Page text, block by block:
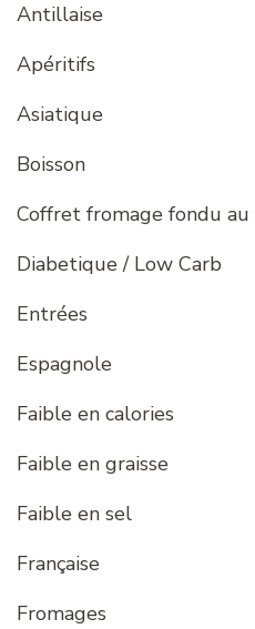
Antillaise
Apéritifs
Asiatique
Boisson
Coffret fromage fondu
Diabetique / Low Carb
Entrées
Espagnole
Faible en calories
Faible en graisse
Faible en sel
Française
Fromages